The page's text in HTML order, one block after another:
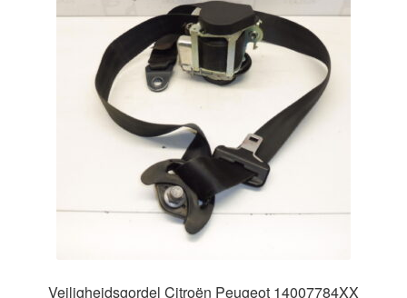
Veiligheidsgordel Citroën Peugeot 14007784XX